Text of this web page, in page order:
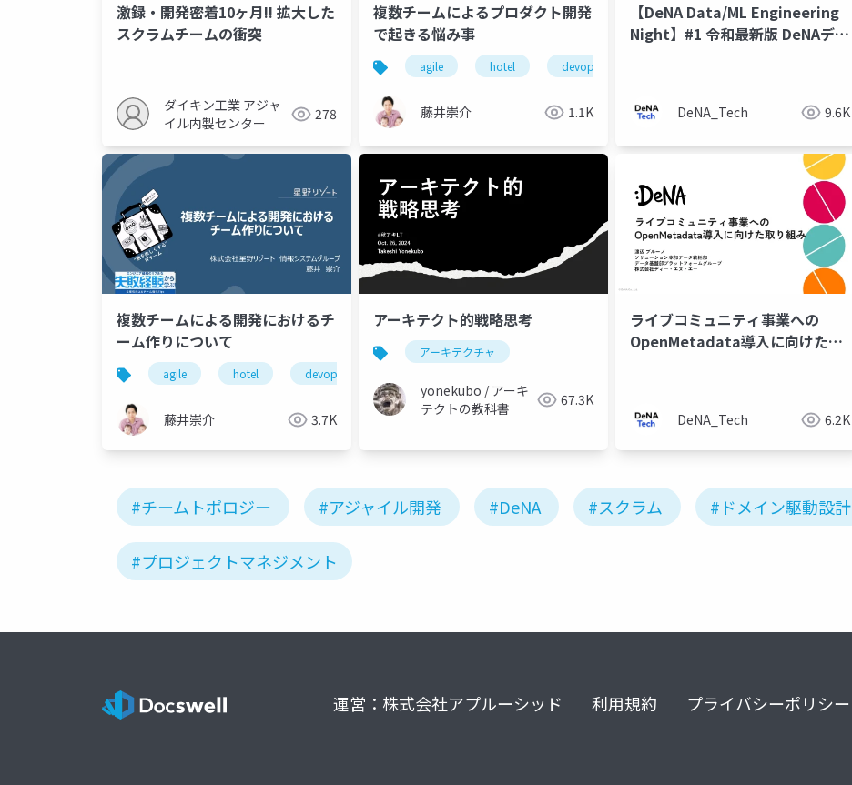
激録・開発密着10ヶ月!! 拡大した
スクラムチームの衝突
ダイキン工業 アジャ
イル内製センター
278
複数チームによるプロダクト開発
で起きる悩み事
agile hotel devops
藤井崇介 1.1K
【DeNA Data/ML Engineering
Night】#1 令和最新版 DeNAデー
DeNA_Tech 9.6K
複数チームによる開発におけるチ
ーム作りについて
agile hotel devops
藤井崇介 3.7K
アーキテクト的戦略思考
アーキテクチャ
yonekubo / アーキ
テクトの教科書
67.3K
ライブコミュニティ事業への
OpenMetadata導入に向けた取
DeNA_Tech 6.2K
#チームトポロジー #アジャイル開発 #DeNA #スクラム #ドメイン駆動設計
#プロジェクトマネジメント
運営：株式会社アプルーシッド 利用規約 プライバシーポリシー